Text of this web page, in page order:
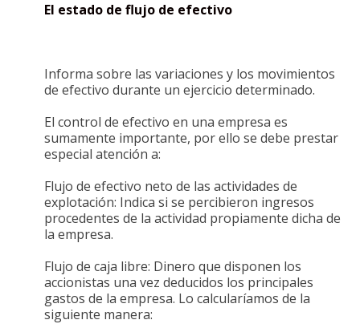
El estado de flujo de efectivo
Informa sobre las variaciones y los movimientos
de efectivo durante un ejercicio determinado.
El control de efectivo en una empresa es
sumamente importante, por ello se debe prestar
especial atención a:
Flujo de efectivo neto de las actividades de
explotación: Indica si se percibieron ingresos
procedentes de la actividad propiamente dicha de
la empresa.
Flujo de caja libre: Dinero que disponen los
accionistas una vez deducidos los principales
gastos de la empresa. Lo calcularíamos de la
siguiente manera: